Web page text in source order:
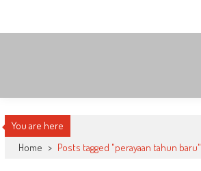
content
You are here
Home > Posts tagged "perayaan tahun baru"